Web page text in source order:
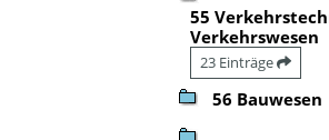
55
Verkehrswesen
23 Einträge
56 Bauwesen